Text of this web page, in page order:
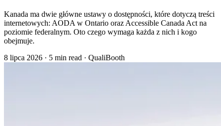
Kanada ma dwie główne ustawy o dostępności, które dotyczą treści
internetowych: AODA w Ontario oraz Accessible Canada Act na
poziomie federalnym. Oto czego wymaga każda z nich i kogo
obejmuje.
8 lipca 2026 · 5 min read · QualiBooth